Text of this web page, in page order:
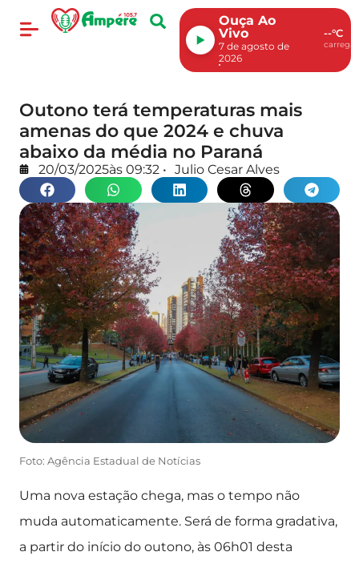
Ouça Ao
Vivo
7 de agosto de
2026
--°C
Outono terá temperaturas mais
amenas do que 2024 e chuva
abaixo da média no Paraná
20/03/2025às 09:32 • Julio Cesar Alves
Foto: Agência Estadual de Notícias
Uma nova estação chega, mas o tempo não
muda automaticamente. Será de forma gradativa,
a partir do início do outono, às 06h01 desta